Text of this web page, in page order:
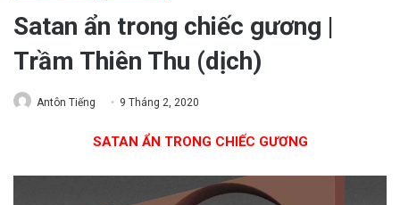
Satan ẩn trong chiếc gương |
Trầm Thiên Thu (dịch)
Antôn Tiếng 9 Tháng 2, 2020
SATAN ẨN TRONG CHIẾC GƯƠNG